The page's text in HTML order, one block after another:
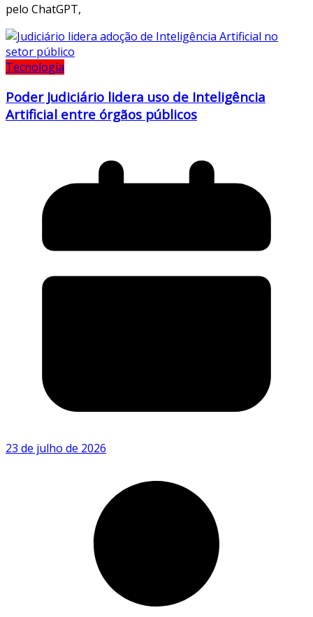
pelo ChatGPT,
Tecnologia
Poder Judiciário lidera uso de Inteligência
Artificial entre órgãos públicos
23 de julho de 2026